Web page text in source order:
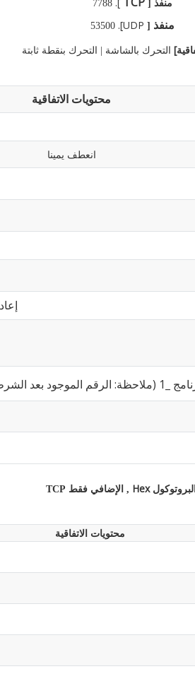
[
7788
منفذ [
UDP].
53500
التحرك بالشاشة | التحرك بنقطة ثابتة
محتويات الاتفاقية
انعطف يمينا
بعد الشرطة السفلية يمثل العقدة)
البروتوكولHex
, الإضافي فقط TCP
محتويات الاتفاقية